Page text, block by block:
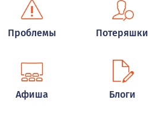
Проблемы Потеряшки
Афиша Блоги